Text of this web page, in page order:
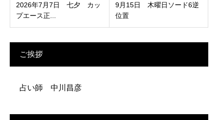
2026年7月7日 七夕 カッ
プエース正...
9月15日 木曜日ソード6逆
位置
ご挨拶
占い師 中川昌彦